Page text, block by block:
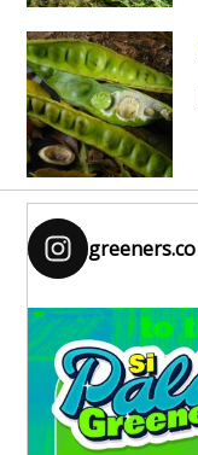
greeners.co